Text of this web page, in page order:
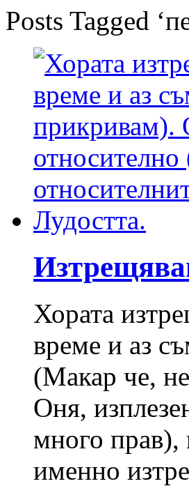
Posts Tagged
Хората
време и аз
(Макар че,
Оня,
много прав),
именно